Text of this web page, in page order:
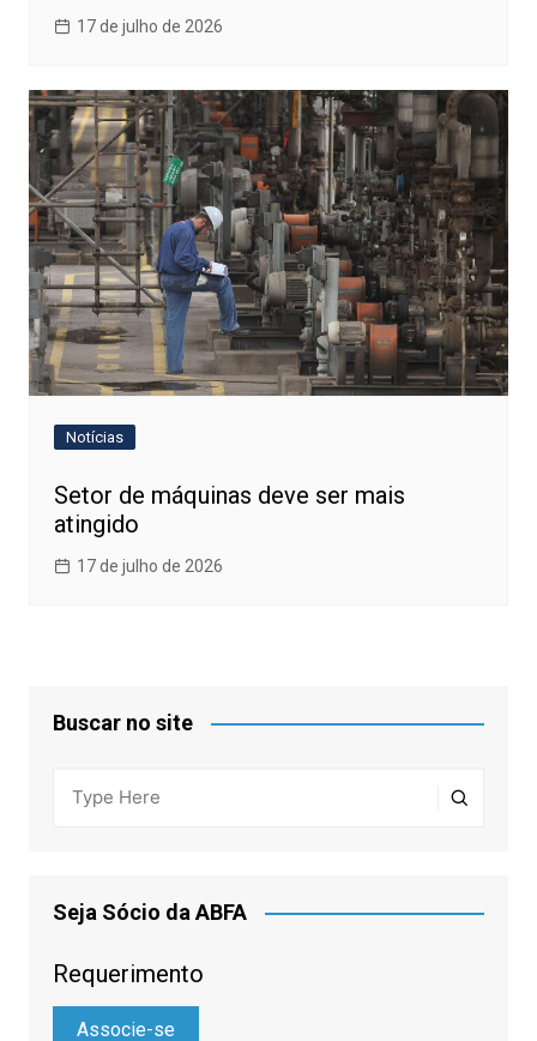
17 de julho de 2026
Notícias
Setor de máquinas deve ser mais
atingido
17 de julho de 2026
Buscar no site
Seja Sócio da ABFA
Requerimento
Associe-se